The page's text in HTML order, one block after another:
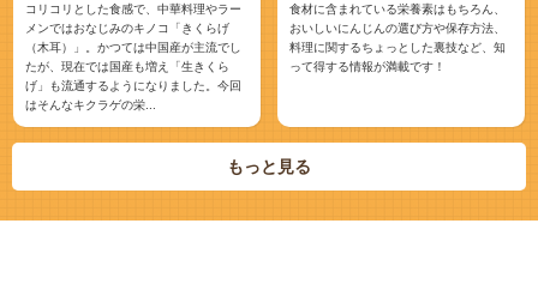
コリコリとした食感で、中華料理やラー
メンではおなじみのキノコ「きくらげ
（木耳）」。かつては中国産が主流でし
たが、現在では国産も増え「生きくら
げ」も流通するようになりました。今回
はそんなキクラゲの栄...
食材に含まれている栄養素はもちろん、
おいしいにんじんの選び方や保存方法、
料理に関するちょっとした裏技など、知
って得する情報が満載です！
もっと見る